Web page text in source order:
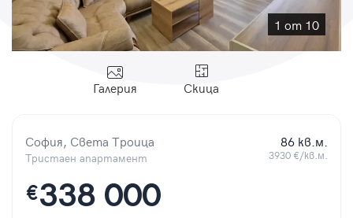
1 от 10
Галерия Скица
София, Света Троица
Тристаен апартамент
86 кв.м.
3930 €/кв.м.
€338 000
Парола
Забравена парола
Регистрация